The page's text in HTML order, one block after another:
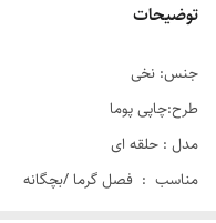
توضیحات
جنس: نخی
طرح:چاپی پوما
مدل : حلقه ای
مناسب : فصل گرما /بچگانه